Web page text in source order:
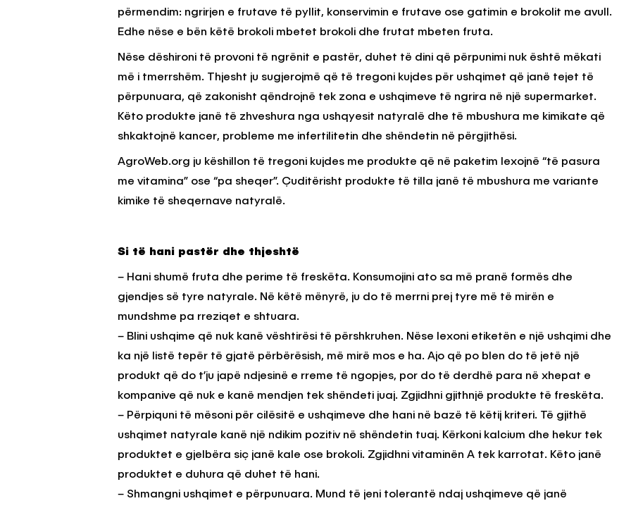
përmendim: ngrirjen e frutave të pyllit, konservimin e frutave ose gatimin e brokolit me avull.
Edhe nëse e bën këtë brokoli mbetet brokoli dhe frutat mbeten fruta.
Nëse dëshironi të provoni të ngrënit e pastër, duhet të dini që përpunimi nuk është mëkati
më i tmerrshëm. Thjesht ju sugjerojmë që të tregoni kujdes për ushqimet që janë tejet të
përpunuara, që zakonisht qëndrojnë tek zona e ushqimeve të ngrira në një supermarket.
Këto produkte janë të zhveshura nga ushqyesit natyralë dhe të mbushura me kimikate që
shkaktojnë kancer, probleme me infertilitetin dhe shëndetin në përgjithësi.
AgroWeb.org ju këshillon të tregoni kujdes me produkte që në paketim lexojnë “të pasura
me vitamina” ose “pa sheqer”. Çuditërisht produkte të tilla janë të mbushura me variante
kimike të sheqernave natyralë.
Si të hani pastër dhe thjeshtë
– Hani shumë fruta dhe perime të freskëta. Konsumojini ato sa më pranë formës dhe
gjendjes së tyre natyrale. Në këtë mënyrë, ju do të merrni prej tyre më të mirën e
mundshme pa rreziqet e shtuara.
– Blini ushqime që nuk kanë vështirësi të përshkruhen. Nëse lexoni etiketën e një ushqimi dhe
ka një listë tepër të gjatë përbërësish, më mirë mos e ha. Ajo që po blen do të jetë një
produkt që do t’ju japë ndjesinë e rreme të ngopjes, por do të derdhë para në xhepat e
kompanive që nuk e kanë mendjen tek shëndeti juaj. Zgjidhni gjithnjë produkte të freskëta.
– Përpiquni të mësoni për cilësitë e ushqimeve dhe hani në bazë të këtij kriteri. Të gjithë
ushqimet natyrale kanë një ndikim pozitiv në shëndetin tuaj. Kërkoni kalcium dhe hekur tek
produktet e gjelbëra siç janë kale ose brokoli. Zgjidhni vitaminën A tek karrotat. Këto janë
produktet e duhura që duhet të hani.
– Shmangni ushqimet e përpunuara. Mund të jeni tolerantë ndaj ushqimeve që janë